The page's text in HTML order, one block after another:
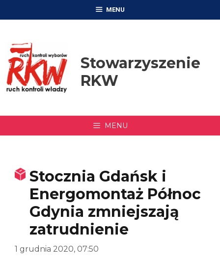
MENU
Stowarzyszenie
RKW
MENU
Stocznia Gdańsk i
Energomontaż Północ
Gdynia zmniejszają
zatrudnienie
1 grudnia 2020, 07:50